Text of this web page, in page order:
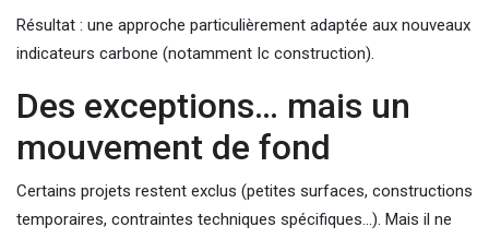
Résultat : une approche particulièrement adaptée aux nouveaux
indicateurs carbone (notamment Ic construction).
Des exceptions… mais un
mouvement de fond
Certains projets restent exclus (petites surfaces, constructions
temporaires, contraintes techniques spécifiques…). Mais il ne